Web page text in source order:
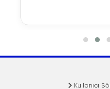
Kullanıcı